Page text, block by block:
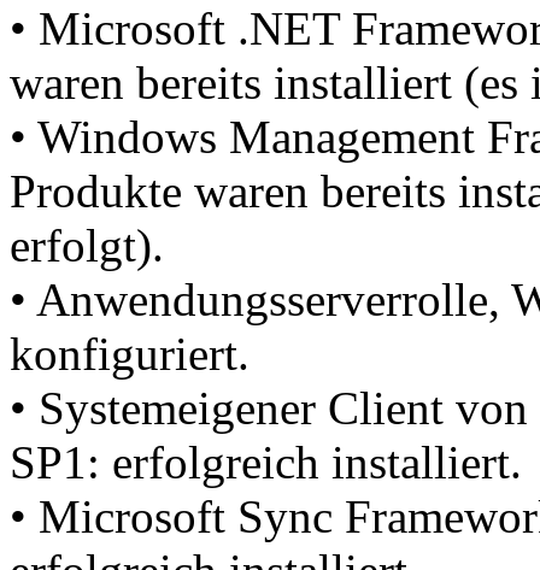
• Microsoft .NET
waren bereits installiert
• Windows Management
Produkte waren bereits
erfolgt).
• Anwendungsserverrolle,
konfiguriert.
• Systemeigener Client
SP1: erfolgreich installiert.
• Microsoft Sync